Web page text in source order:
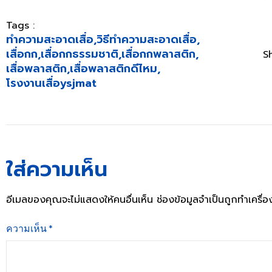
Tags :
ทำความสะอาดเสื่อ,วิธีทำความสะอาดเสื่อ,
เสื่อกก,เสื่อกกธรรมชาติ,เสื่อกกพลาสติก,
เสื่อพลาสติก,เสื่อพลาสติกดีไหม,
โรงงานเสื่อysjmat
ใส่ความเห็น
อีเมลของคุณจะไม่แสดงให้คนอื่นเห็น ช่องข้อมูลจำเป็นถูกทำเครื่
ความเห็น*